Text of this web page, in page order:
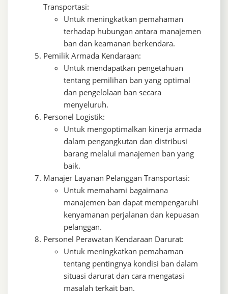
Transportasi:
Untuk meningkatkan pemahaman
terhadap hubungan antara manajemen
ban dan keamanan berkendara.
Pemilik Armada Kendaraan:
Untuk mendapatkan pengetahuan
tentang pemilihan ban yang optimal
dan pengelolaan ban secara
menyeluruh.
Personel Logistik:
Untuk mengoptimalkan kinerja armada
dalam pengangkutan dan distribusi
barang melalui manajemen ban yang
baik.
Manajer Layanan Pelanggan Transportasi:
Untuk memahami bagaimana
manajemen ban dapat mempengaruhi
kenyamanan perjalanan dan kepuasan
pelanggan.
Personel Perawatan Kendaraan Darurat:
Untuk meningkatkan pemahaman
tentang pentingnya kondisi ban dalam
situasi darurat dan cara mengatasi
masalah terkait ban.